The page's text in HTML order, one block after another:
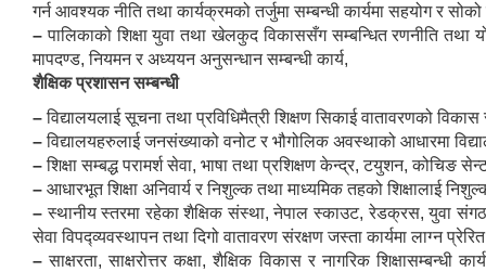
गर्न आवश्यक नीति तथा कार्यक्रमको तर्जुमा सम्बन्धी कार्यमा सहयोग र सोको
–पालिकाको शिक्षा युवा तथा खेलकुद विकाससँग सम्बन्धित रणनीति तथा
मापदण्ड, नियमन र अध्ययन अनुसन्धान सम्बन्धी कार्य,
शैक्षिक प्रशासन सम्बन्धी
–विद्यालयलाई सूचना तथा प्रविधिमैत्री शिक्षण सिकाई वातावरणको विकास
–विद्यालयहरुलाई जनसंख्याको वनोट र भौगोलिक अवस्थाको आधारमा
–शिक्षा सम्बद्ध परामर्श सेवा, भाषा तथा प्रशिक्षण केन्द्र, टयुशन, कोचिङ
– आधारभूत शिक्षा अनिवार्य र निशुल्क तथा माध्यमिक तहको शिक्षालाई
–स्थानीय स्तरमा रहेका शैक्षिक संस्था, नेपाल स्काउट, रेडक्रस, युवा
सेवा विपद्व्यवस्थापन तथा दिगो वातावरण संरक्षण जस्ता कार्यमा लाग्न प्रेरित
–साक्षरता, साक्षरोत्तर कक्षा, शैक्षिक विकास र नागरिक